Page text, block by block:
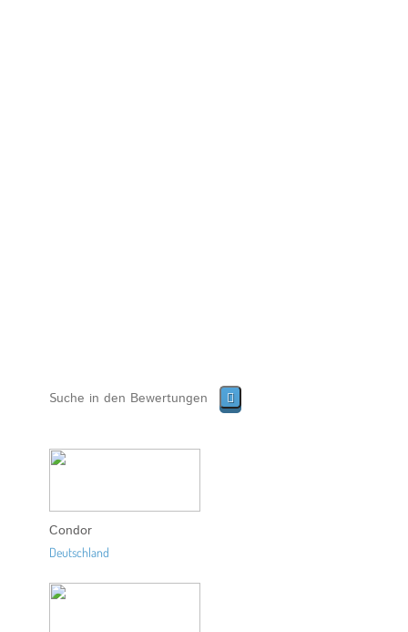
Condor
Deutschland